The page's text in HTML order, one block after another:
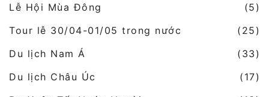
Lễ Hội Mùa Đông
(5)
Tour lễ 30/04-01/05 trong nước
(25)
Du lịch Nam Á
(33)
Du lịch Châu Úc
(17)